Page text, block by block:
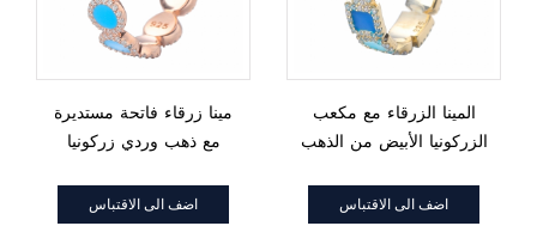
مينا زرقاء فاتحة مستديرة
مع ذهب وردي زركونيا
فضة إسترليني
اضف الى الاقتباس
المينا الزرقاء مع مكعب
الزركونيا الأبيض من الذهب
الفضة الإسترليني
اضف الى الاقتباس